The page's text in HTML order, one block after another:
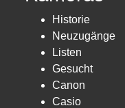
Historie
Neuzugänge
Listen
Gesucht
Canon
Casio